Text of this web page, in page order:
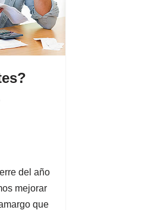
del año
mejorar
que